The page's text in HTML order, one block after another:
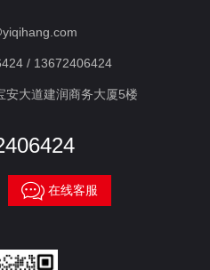
/ 13672406424
安大道建润商务大厦5楼
在线客服